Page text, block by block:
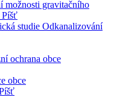
možnosti gravitačního
Píšť
studie Odkanalizování
ochrana obce
obce